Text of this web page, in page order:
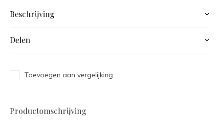
Beschrijving
Delen
Toevoegen aan vergelijking
Productomschrijving